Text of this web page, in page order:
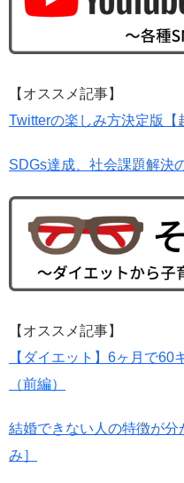
【オススメ記事】
Twitterの楽しみ方決定版【
SDGs達成、社会課題解決
【オススメ記事】
【ダイエット】6ヶ月で60
（前編）
結婚できない人の特徴が
み］